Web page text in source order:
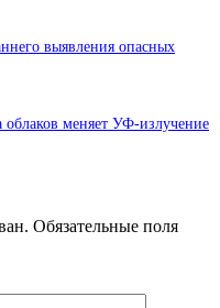
выявления опасных
меняет УФ-излучение
Обязательные поля